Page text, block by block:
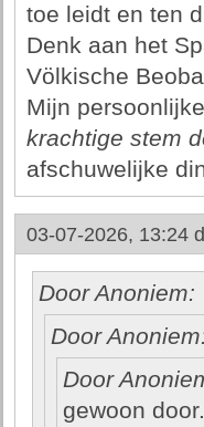
toe leidt en ten
Denk aan het
Völkische
Mijn
krachtige stem
afschuwelijke
03-07-2026, 13:24
Door Anoniem:
Door
Door
gewoon door.